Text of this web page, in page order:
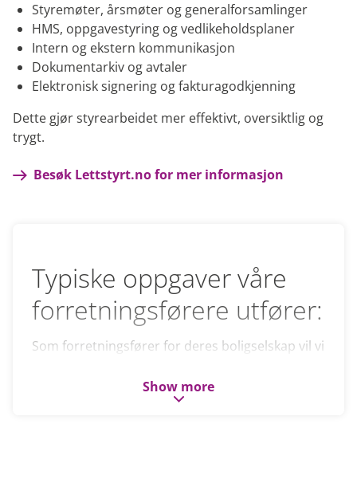
Styremøter, årsmøter og generalforsamlinger
HMS, oppgavestyring og vedlikeholdsplaner
Intern og ekstern kommunikasjon
Dokumentarkiv og avtaler
Elektronisk signering og fakturagodkjenning
Dette gjør styrearbeidet mer effektivt, oversiktlig og
trygt.
Besøk Lettstyrt.no for mer informasjon
Typiske oppgaver våre
forretningsførere utfører:
Som forretningsfører for deres boligselskap vil vi
for å kreve inn felleskostnader fra beboere og
sørger for at eiendommen følger fastsatte
Show more